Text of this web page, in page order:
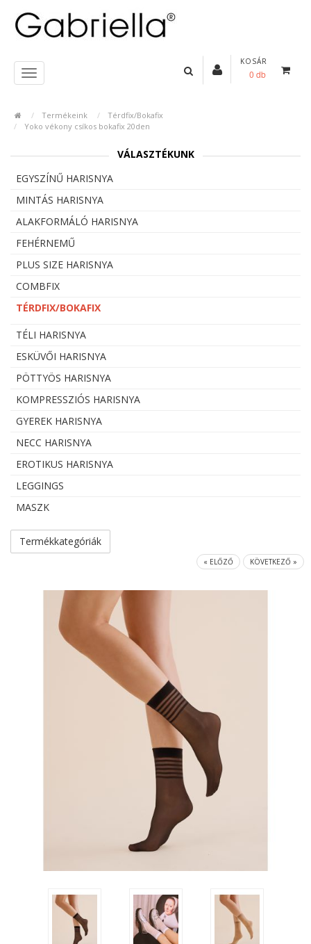
KOSÁR
0 db
Termékeink
Térdfix/Bokafix
Yoko vékony csíkos bokafix 20den
VÁLASZTÉKUNK
EGYSZÍNŰ HARISNYA
MINTÁS HARISNYA
ALAKFORMÁLÓ HARISNYA
FEHÉRNEMŰ
PLUS SIZE HARISNYA
COMBFIX
TÉRDFIX/BOKAFIX
TÉLI HARISNYA
ESKÜVŐI HARISNYA
PÖTTYÖS HARISNYA
KOMPRESSZIÓS HARISNYA
GYEREK HARISNYA
NECC HARISNYA
EROTIKUS HARISNYA
LEGGINGS
MASZK
Termékkategóriák
« ELŐZŐ KÖVETKEZŐ »